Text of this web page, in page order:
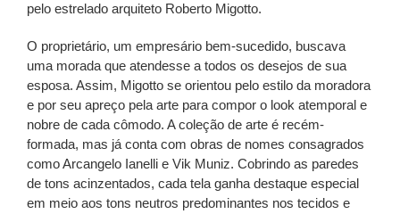
pelo estrelado arquiteto Roberto Migotto.
O proprietário, um empresário bem-sucedido, buscava
uma morada que atendesse a todos os desejos de sua
esposa. Assim, Migotto se orientou pelo estilo da moradora
e por seu apreço pela arte para compor o look atemporal e
nobre de cada cômodo. A coleção de arte é recém-
formada, mas já conta com obras de nomes consagrados
como Arcangelo Ianelli e Vik Muniz. Cobrindo as paredes
de tons acinzentados, cada tela ganha destaque especial
em meio aos tons neutros predominantes nos tecidos e